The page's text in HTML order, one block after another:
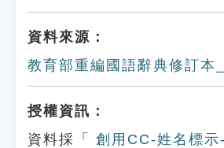
資料來源：
教育部重編國語辭典修訂本
授權資訊：
資料採「
創用CC-姓名標